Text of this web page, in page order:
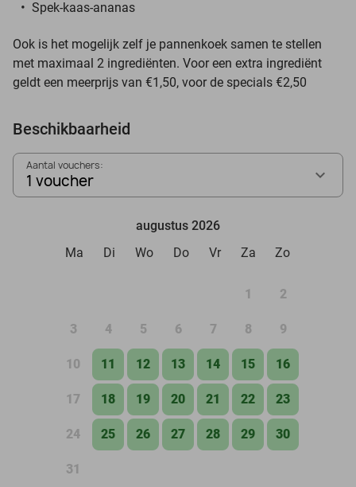
Spek-kaas-ananas
Ook is het mogelijk zelf je pannenkoek samen te stellen
met maximaal 2 ingrediënten. Voor een extra ingrediënt
geldt een meerprijs van €1,50, voor de specials €2,50
Beschikbaarheid
Aantal vouchers:
1 voucher
augustus 2026
Ma
Di Wo Do Vr Za Zo
1 2
3 4 5 6 7 8 9
10 11 12 13 14 15 16
17 18 19 20 21 22 23
24 25 26 27 28 29 30
31